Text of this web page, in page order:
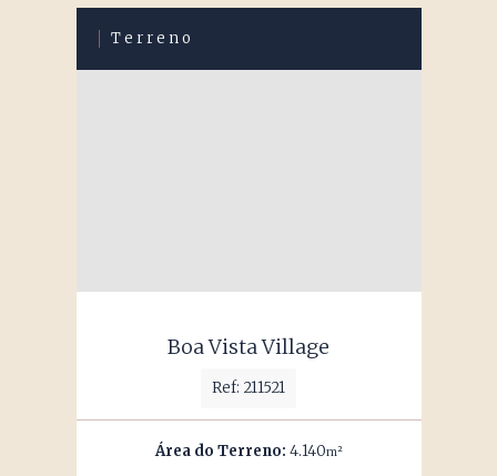
Terreno
Boa Vista Village
Ref: 211521
Área do Terreno: 4.140m²